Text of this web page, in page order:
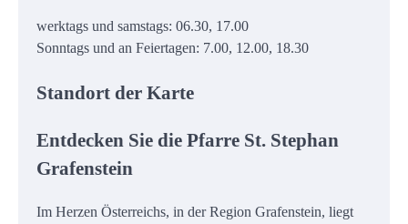
werktags und samstags: 06.30, 17.00
Sonntags und an Feiertagen: 7.00, 12.00, 18.30
Standort der Karte
Entdecken Sie die Pfarre St. Stephan
Grafenstein
Im Herzen Österreichs, in der Region Grafenstein, liegt